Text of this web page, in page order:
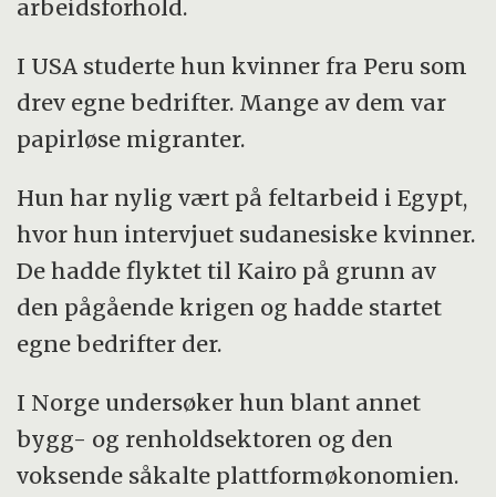
arbeidsforhold.
I USA studerte hun kvinner fra Peru som
drev egne bedrifter. Mange av dem var
papirløse migranter.
Hun har nylig vært på feltarbeid i Egypt,
hvor hun intervjuet sudanesiske kvinner.
De hadde flyktet til Kairo på grunn av
den pågående krigen og hadde startet
egne bedrifter der.
I Norge undersøker hun blant annet
bygg- og renholdsektoren og den
voksende såkalte plattformøkonomien.